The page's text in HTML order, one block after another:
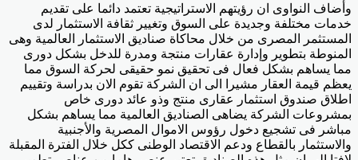
وأضاف النواوى ان رؤيتهم الاستراتيجية تعتمد دائما على تقديم
خدمات مختلفة وجديدة على السوق وتغيير ثقافة الاستثمار لدى
المستثمر المصرى من خلال محاكاة صناديق الاستثمار العالمية وهى
المنوطة بتطوير وإدارة عقارات منتجة ومدرة للدخل بشكل دورى
مما يساهم بشكل فعال فى تحقيق نمو حقيقى لحركة السوق مما
يعظم قيمة العقار مشيرا الى ان الشركة تقوم الان بدراسة وتقييم
اطلاق صندوق استثمار عقارى منتج وذو عائد دورى خاص
بمشروعات الشركة يضاهى الصناديق العالمية مما يساهم بشكل
مباشر فى تشجيع دخول رؤوس الاموال المصرية والأجنبية
والاستثمار بالقطاع ودعم الاقتصاد الوطنى ككل خلال الفترة المقبلة